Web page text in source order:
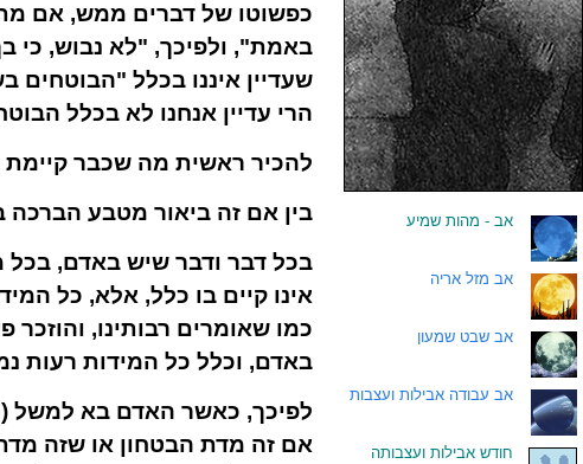
כפשוטו של דברים ממש, אם
באמת", ולפיכך, "לא נבוש, כי
שעדיין איננו בכלל
הרי עדיין אנחנו לא בכלל
להכיר ראשית מה שכבר קיימת
בין אם זה ביאור מטבע הברכה
בכל דבר ודבר שיש באדם,
אינו קיים בו כלל, אלא, כל
כמו שאומרים רבותינו,
באדם, וכלל כל המידות רעות
לפיכך, כאשר האדם בא למשל
אם זה מדת הבטחון או שזה
אב - מהות שמיע
אב מזל אריה
אב שבט שמעון
אב עבודה אבילות ועצבות
חודש אבילות ועצבותה